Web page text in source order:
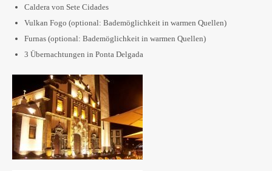
Caldera von Sete Cidades
Vulkan Fogo (optional: Bademöglichkeit in warmen Quellen)
Furnas (optional: Bademöglichkeit in warmen Quellen)
3 Übernachtungen in Ponta Delgada